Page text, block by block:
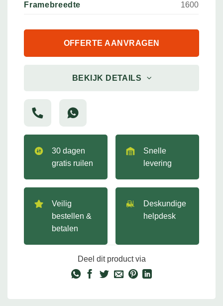
Framebreedte 1600
OFFERTE AANVRAGEN
BEKIJK DETAILS
30 dagen
gratis ruilen
Snelle
levering
Veilig
bestellen &
betalen
Deskundige
helpdesk
Deel dit product via